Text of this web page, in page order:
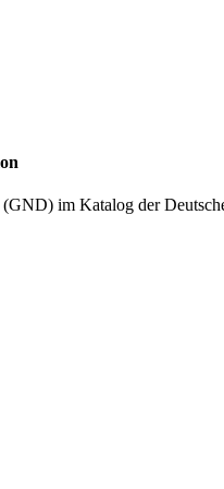
(GND) im Katalog der